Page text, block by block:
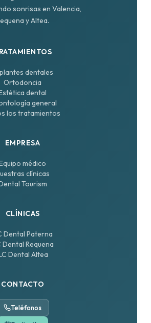
sonrisas en Valencia,
y Altea.
dentales
Ortodoncia
dental
general
los tratamientos
EMPRESA
médico
clínicas
Tourism
CLÍNICAS
Dental Paterna
Dental Requena
Dental Altea
CONTACTO
Teléfonos